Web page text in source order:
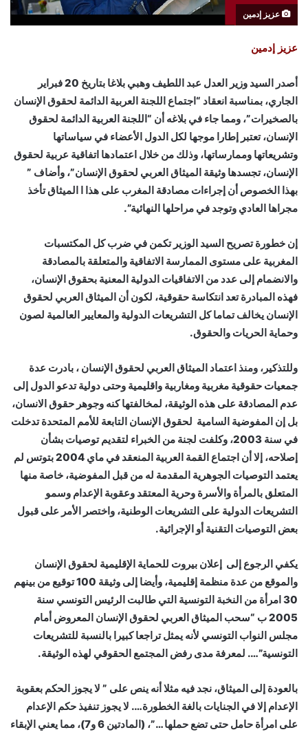
عزيز إدمين
عزيز إدمين
أصدر السيد وزير العدل عبد اللطيف وهبي بلاغا بتاريخ 20 فبراير
الجاري، بمناسبة انعقاد “اجتماع اللجنة العربية الدائمة لحقوق الإنسان
بالصخيرات”، ومما جاء في بلاغه أن “اللجنة العربية الدائمة لحقوق
الإنسان، تعتبر إطارا موجها لكل الدول الأعضاء في سياساتها
وتشريعاتها وممارساتها، وذلك من خلال اعتمادها اتفاقية عربية لحقوق
الإنسان، تجسدها وثيقة الميثاق العربي لحقوق الإنسان”، وأضاف ”
بهذا الخصوص أن إجراءات مصادقة المغرب على هذا ا الميثاق تأخذ
مجراها العادي وتوجد في مراحلها النهائیة”.
إن خطورة تصريح السيد الوزير تكمن في ضرب كل المكتسبات
المغربية على مستوى الممارسة الاتفاقية والمتعلقة بالمصادقة
والانضمام إلى عدد من الاتفاقيات الدولية المعنية بحقوق الإنسان،
فهذه المبادرة تعد انتكاسة حقوقية، لكون أن الميثاق العربي لحقوق
الإنسان يخالف تماما كل التشريعات الدولية والمعايير العالمية لصون
وحماية الحريات والحقوق.
وللتذكير، ومنذ اعتماد الميثاق العربي لحقوق الإنسان ، بادرت عدة
جمعيات حقوقية مغربية ومغاربية واقليمية وحتى دولية تدعو الدول إلى
عدم المصادقة على هذه الوثيقة، لمخالفتها كنه وجوهر حقوق الانسان،
بل إن المفوضية السامية لحقوق الإنسان التابعة للأمم المتحدة تدخلت
في سنة 2003، وكلفت لجنة من الخبراء لتقديم توصيات بشأن
إصلاحه، إلا أن اجتماع القمة العربية المنعقد في ماي 2004 بتوتس لم
يعتمد التوصيات الجوهرية المقدمة له من قبل المفوضية، خاصة منها
المتعلق بالمرأة والأسرة وحرية المعتقد وعقوبة الإعدام وسمو
التشريعات الدولية على التشريعات الوطنية، واختصر الأمر على قبول
بعض التوصيات التقنية أو الإجرائية.
يكفي الرجوع إلى إعلان بيروت للحماية الإقليمية لحقوق الإنسان
والموقع من عدة منظمة إقليمية، وأيضا إلى وثيقة 100 توقيع من بينهم
30 امرأة من النخبة التونسية التي طالبت الرئيس التونسي سنة
2005 ب “سحب الميثاق العربي لحقوق الإنسان المعروض أمام
مجلس النواب التونسي لأنه يمثل تراجعا كبيرا بالنسبة للتشريعات
التونسية”…. لمعرفة مدى رفض المجتمع الحقوقي لهذه الوثيقة.
بالعودة إلى الميثاق، نجد فيه مثلا أنه ينص على ” لا يجوز الحكم بعقوبة
الإعدام إلا في الجنايات بالغة الخطورة…. لا يجوز تنفيذ حكم الإعدام
على امرأة حامل حتى تضع حملها …”، (المادتين 6 و7)، مما يعني الإبقاء